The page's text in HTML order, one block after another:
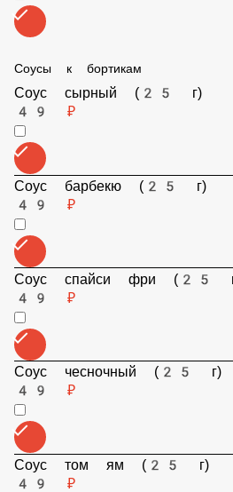
80 ₽
Соусы к бортикам
Соус сырный (25 г)
49 ₽
Соус барбекю (25 г)
49 ₽
Соус спайси фри (25 г)
49 ₽
Соус чесночный (25 г)
49 ₽